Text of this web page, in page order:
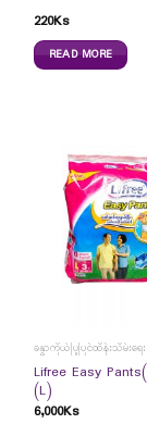
220Ks
READ MORE
ခန္ဓာကိုယ်ပြုပြင်ထိန်းသိမ်းရေး
Lifree Easy
(L)
6,000Ks